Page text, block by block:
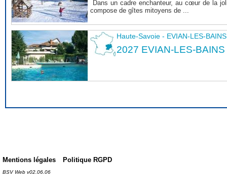
Dans un cadre enchanteur, au cœur de la
compose de gîtes mitoyens de ...
Haute-Savoie - EVIAN-LES-BAINS
2027 EVIAN-LES-BAINS
Mentions légales Politique RGPD
BSV Web v02.06.06